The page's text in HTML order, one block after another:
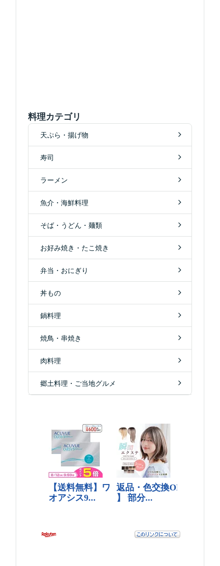
料理カテゴリ
天ぷら・揚げ物
寿司
ラーメン
魚介・海鮮料理
そば・うどん・麺類
お好み焼き・たこ焼き
弁当・おにぎり
丼もの
鍋料理
焼鳥・串焼き
肉料理
郷土料理・ご当地グルメ